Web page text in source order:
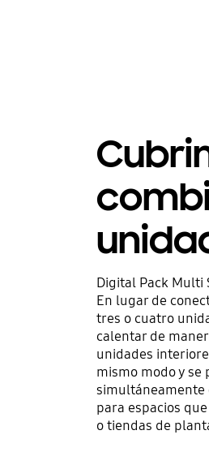
Digital Pack Multi
En lugar de
tres o cuatro
calentar de
unidades
mismo modo y
simultáneamente
para espacios
o tiendas de